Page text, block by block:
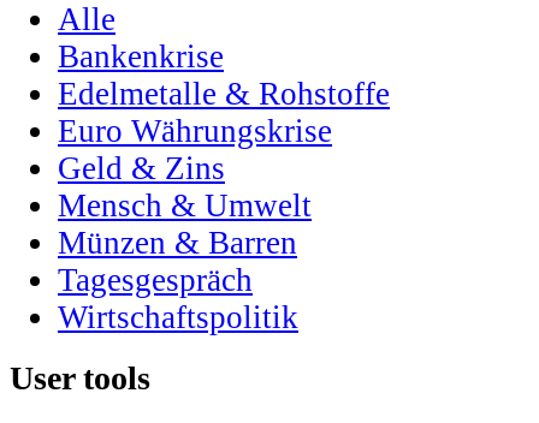
Alle
Bankenkrise
Edelmetalle & Rohstoffe
Euro Währungskrise
Geld & Zins
Mensch & Umwelt
Münzen & Barren
Tagesgespräch
Wirtschaftspolitik
User tools